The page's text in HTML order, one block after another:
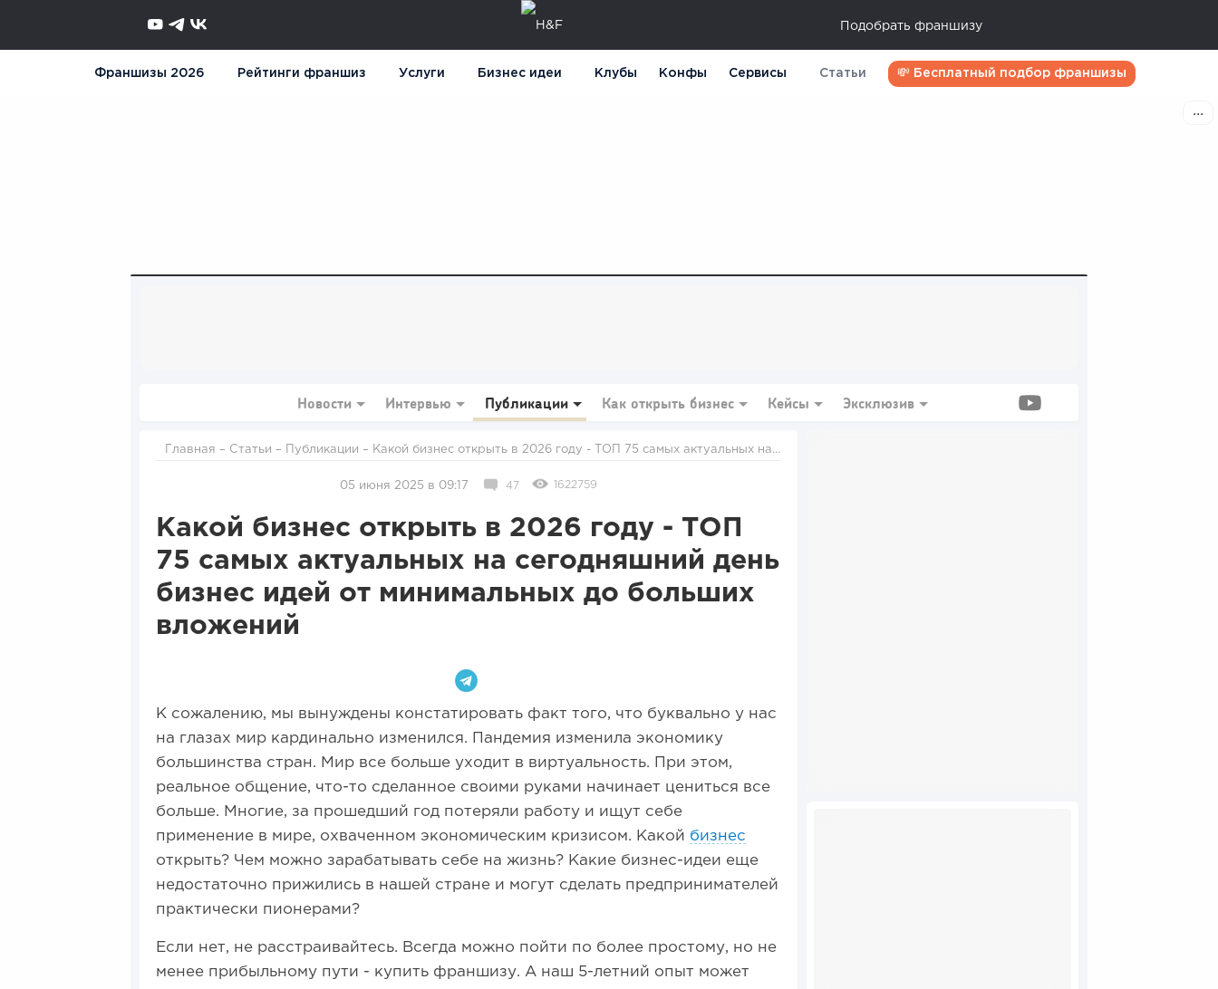
Подобрать франшизу
Франшизы 2026 Рейтинги франшиз Услуги Бизнес идеи Клубы Конфы Сервисы Статьи 💸 Бесплатный подбор франшизы
Новости Интервью Публикации Как открыть бизнес Кейсы Эксклюзив
Главная – Статьи – Публикации
05 июня 2025 в 09:17
47 1622759
Какой бизнес открыть в 2026 году - ТОП
75 самых актуальных на сегодняшний день
бизнес идей от минимальных до больших
вложений
К сожалению, мы вынуждены констатировать факт того, что буквально у нас
на глазах мир кардинально изменился. Пандемия изменила экономику
большинства стран. Мир все больше уходит в виртуальность. При этом,
реальное общение, что-то сделанное своими руками начинает цениться все
больше. Многие, за прошедший год потеряли работу и ищут себе
применение в мире, охваченном экономическим кризисом. Какой бизнес
открыть? Чем можно зарабатывать себе на жизнь? Какие бизнес-идеи еще
недостаточно прижились в нашей стране и могут сделать предпринимателей
практически пионерами?
Если нет, не расстраивайтесь. Всегда можно пойти по более простому, но не
менее прибыльному пути - купить франшизу. А наш 5-летний опыт может